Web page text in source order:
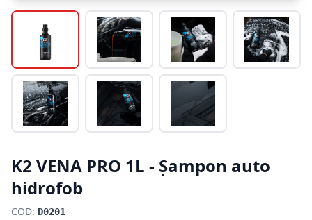
K2 VENA PRO 1L - Șampon auto
hidrofob
COD: D0201